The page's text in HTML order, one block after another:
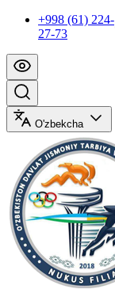
+998 (61) 224-
27-73
O'zbekcha